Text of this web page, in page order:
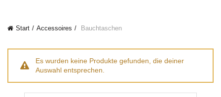
Start Accessoires Bauchtaschen
Es wurden keine Produkte gefunden, die deiner
Auswahl entsprechen.